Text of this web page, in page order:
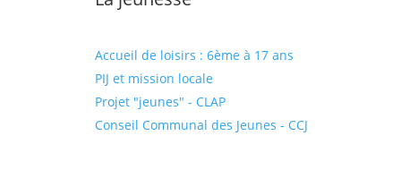
Accueil de loisirs : 6ème à 17 ans
PIJ et mission locale
Projet "jeunes" - CLAP
Conseil Communal des Jeunes - CCJ